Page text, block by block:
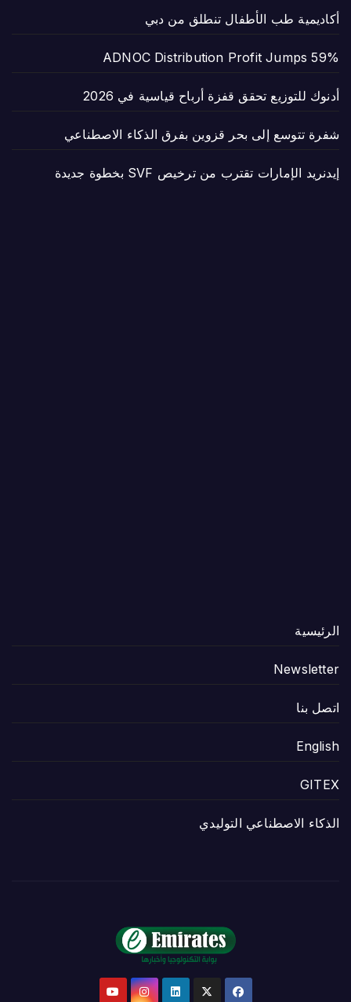
أكاديمية طب الأطفال تنطلق من دبي
ADNOC Distribution Profit Jumps 59%
أدنوك للتوزيع تحقق قفزة أرباح قياسية في 2026
شفرة تتوسع إلى بحر قزوين بفرق الذكاء الاصطناعي
إيدنريد الإمارات تقترب من ترخيص SVF بخطوة جديدة
الرئيسية
Newsletter
اتصل بنا
English
GITEX
الذكاء الاصطناعي التوليدي